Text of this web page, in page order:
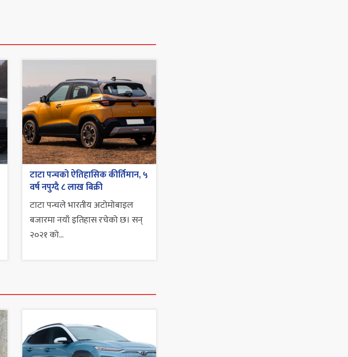
टाटा पन्चको ऐतिहासिक कीर्तिमान, ५
वर्ष नपुग्दै ८ लाख बिक्री
टाटा पन्चले भारतीय अटोमोबाइल
बजारमा नयाँ इतिहास रचेको छ। सन्
२०२१ को...